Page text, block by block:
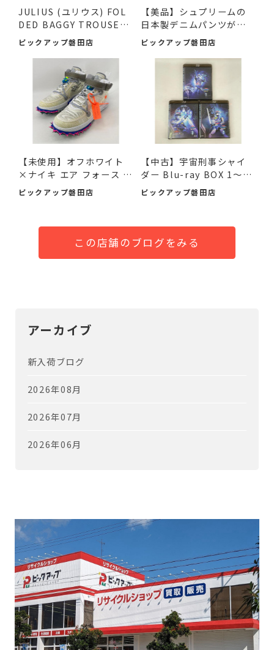
JULIUS (ユリウス) FOL
DED BAGGY TROUSERS
ブラッ...
ピックアップ磐田店
【美品】シュプリームの
日本製デニムパンツが入
荷...
ピックアップ磐田店
【未使用】オフホワイト
×ナイキ エア フォース 1
M...
ピックアップ磐田店
【中古】宇宙刑事シャイ
ダー Blu-ray BOX 1～3
デ...
ピックアップ磐田店
この店舗のブログをみる
アーカイブ
新入荷ブログ
2026年08月
2026年07月
2026年06月